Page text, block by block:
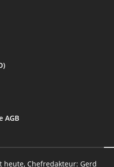
AGB
Chefredakteur: Gerd